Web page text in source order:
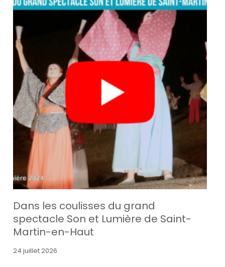
Dans les coulisses du grand
spectacle Son et Lumière de Saint-
Martin-en-Haut
24 juillet 2026